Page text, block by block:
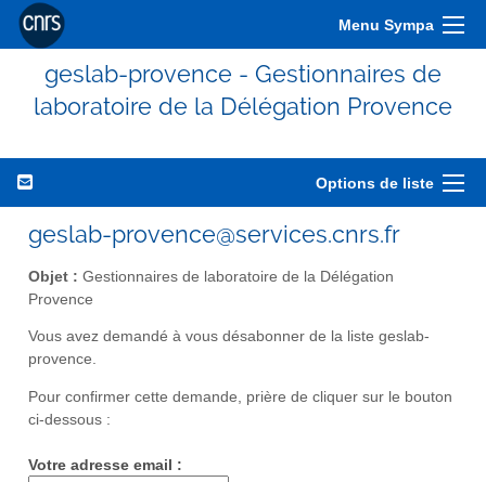
Menu Sympa
geslab-provence - Gestionnaires de
laboratoire de la Délégation Provence
Options de liste
geslab-provence@services.cnrs.fr
Objet : Gestionnaires de laboratoire de la Délégation
Provence
Vous avez demandé à vous désabonner de la liste geslab-
provence.
Pour confirmer cette demande, prière de cliquer sur le bouton
ci-dessous :
Votre adresse email :